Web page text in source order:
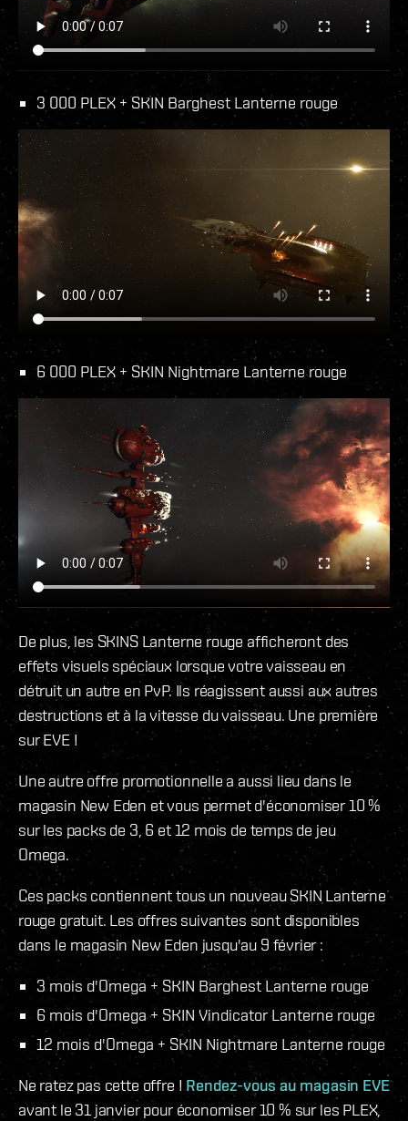
3 000 PLEX + SKIN Barghest Lanterne rouge
6 000 PLEX + SKIN Nightmare Lanterne rouge
De plus, les SKINS Lanterne rouge afficheront des
effets visuels spéciaux lorsque votre vaisseau en
détruit un autre en PvP. Ils réagissent aussi aux autres
destructions et à la vitesse du vaisseau. Une première
sur EVE !
Une autre offre promotionnelle a aussi lieu dans le
magasin New Eden et vous permet d'économiser 10 %
sur les packs de 3, 6 et 12 mois de temps de jeu
Omega.
Ces packs contiennent tous un nouveau SKIN Lanterne
rouge gratuit. Les offres suivantes sont disponibles
dans le magasin New Eden jusqu'au 9 février :
3 mois d'Omega + SKIN Barghest Lanterne rouge
6 mois d'Omega + SKIN Vindicator Lanterne rouge
12 mois d'Omega + SKIN Nightmare Lanterne rouge
Ne ratez pas cette offre ! Rendez-vous au magasin EVE
avant le 31 janvier pour économiser 10 % sur les PLEX,